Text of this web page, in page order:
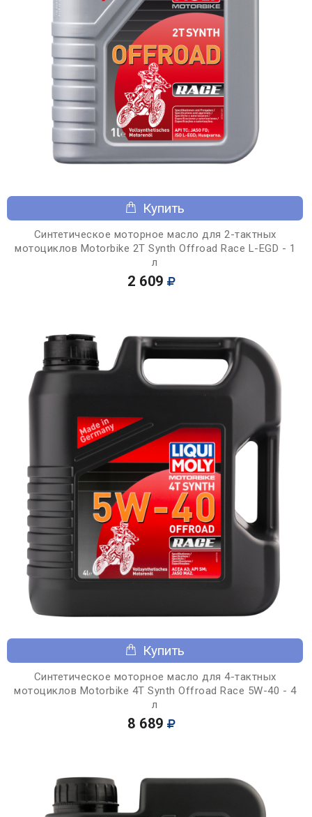
Купить
Синтетическое моторное масло для 2-тактных
мотоциклов Motorbike 2T Synth Offroad Race L-EGD - 1
л
2 609
Купить
Синтетическое моторное масло для 4-тактных
мотоциклов Motorbike 4T Synth Offroad Race 5W-40 - 4
л
8 689